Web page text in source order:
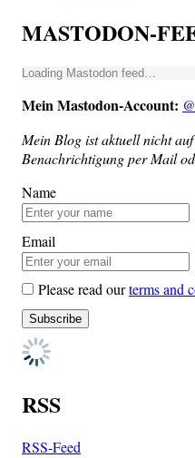
MASTODON-
Loa­ding Mast­o­don feed…
Mein Mast­o­don-Account:
Mein Blog ist aktu­ell nicht
Benach­rich­ti­gung per Mail
Name
Email
Please read ourterms and
RSS
RSS-Feed